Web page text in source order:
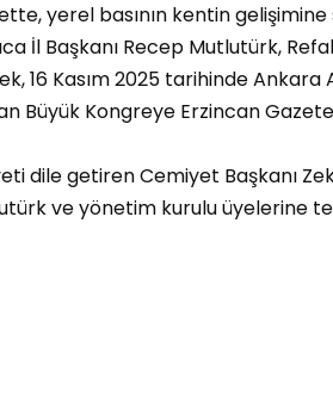
yerel basının kentin gelişimine
İl Başkanı Recep Mutlutürk,
16 Kasım 2025 tarihinde Ankara
Büyük Kongreye Erzincan
dile getiren Cemiyet Başkanı
ve yönetim kurulu üyelerine